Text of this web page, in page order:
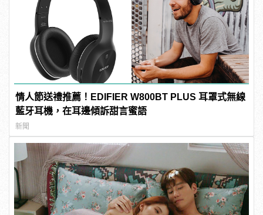
情人節送禮推薦！EDIFIER W800BT PLUS 耳罩式無線
藍牙耳機，在耳邊傾訴甜言蜜語
新聞